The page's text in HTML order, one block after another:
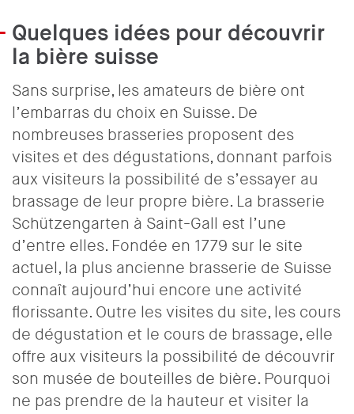
Quelques idées pour découvrir
la bière suisse
Sans surprise, les amateurs de bière ont
l’embarras du choix en Suisse. De
nombreuses brasseries proposent des
visites et des dégustations, donnant parfois
aux visiteurs la possibilité de s’essayer au
brassage de leur propre bière. La brasserie
Schützengarten à Saint-Gall est l’une
d’entre elles. Fondée en 1779 sur le site
actuel, la plus ancienne brasserie de Suisse
connaît aujourd’hui encore une activité
florissante. Outre les visites du site, les cours
de dégustation et le cours de brassage, elle
offre aux visiteurs la possibilité de découvrir
son musée de bouteilles de bière. Pourquoi
ne pas prendre de la hauteur et visiter la